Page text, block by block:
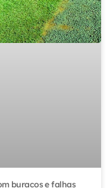
buracos e falhas